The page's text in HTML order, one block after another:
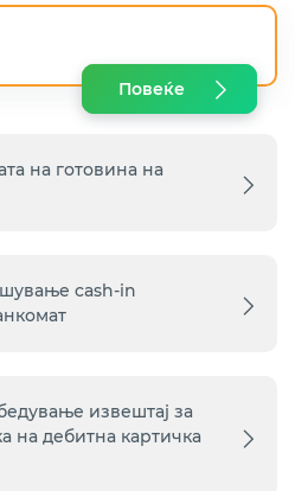
Повеќе
на готовина на
cash-in
извештај за
на дебитна картичка